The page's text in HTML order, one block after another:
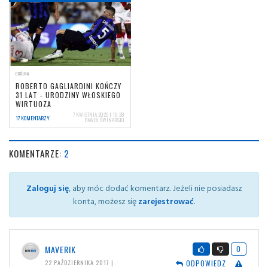
OGÓLNA
ROBERTO GAGLIARDINI KOŃCZY
31 LAT - URODZINY WŁOSKIEGO
WIRTUOZA
17 KOMENTARZY 7 KWIETNIA 2025 | 10:28
PAWEŁ ŚWINARSKI
KOMENTARZE: 2
Zaloguj się, aby móc dodać komentarz. Jeżeli nie posiadasz
konta, możesz sięzarejestrować.
MAVERIK
22 PAŹDZIERNIKA 2017 |
0
ODPOWIEDZ